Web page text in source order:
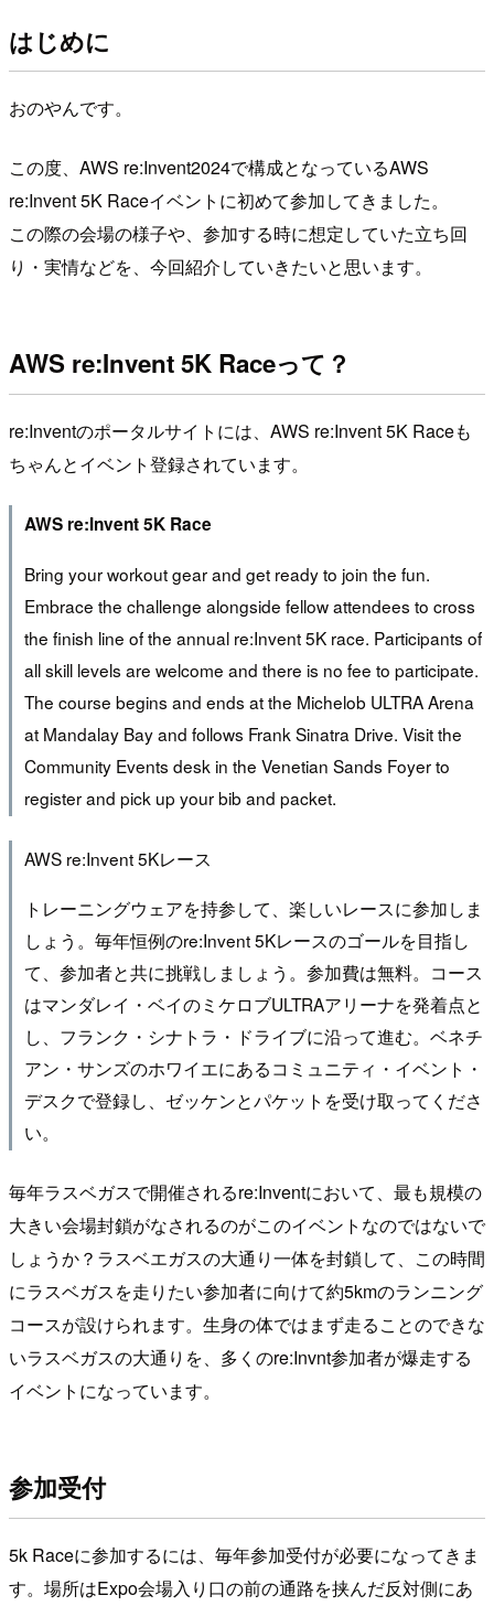
はじめに
おのやんです。
この度、AWS re:Invent2024で構成となっているAWS
re:Invent 5K Raceイベントに初めて参加してきました。
この際の会場の様子や、参加する時に想定していた立ち回
り・実情などを、今回紹介していきたいと思います。
AWS re:Invent 5K Raceって？
re:Inventのポータルサイトには、AWS re:Invent 5K Raceも
ちゃんとイベント登録されています。
AWS re:Invent 5K Race
Bring your workout gear and get ready to join the fun.
Embrace the challenge alongside fellow attendees to cross
the finish line of the annual re:Invent 5K race. Participants of
all skill levels are welcome and there is no fee to participate.
The course begins and ends at the Michelob ULTRA Arena
at Mandalay Bay and follows Frank Sinatra Drive. Visit the
Community Events desk in the Venetian Sands Foyer to
register and pick up your bib and packet.
AWS re:Invent 5Kレース
トレーニングウェアを持参して、楽しいレースに参加しま
しょう。毎年恒例のre:Invent 5Kレースのゴールを目指し
て、参加者と共に挑戦しましょう。参加費は無料。コース
はマンダレイ・ベイのミケロブULTRAアリーナを発着点と
し、フランク・シナトラ・ドライブに沿って進む。ベネチ
アン・サンズのホワイエにあるコミュニティ・イベント・
デスクで登録し、ゼッケンとパケットを受け取ってくださ
い。
毎年ラスベガスで開催されるre:Inventにおいて、最も規模の
大きい会場封鎖がなされるのがこのイベントなのではないで
しょうか？ラスベエガスの大通り一体を封鎖して、この時間
にラスベガスを走りたい参加者に向けて約5kmのランニング
コースが設けられます。生身の体ではまず走ることのできな
いラスベガスの大通りを、多くのre:Invnt参加者が爆走する
イベントになっています。
参加受付
5k Raceに参加するには、毎年参加受付が必要になってきま
す。場所はExpo会場入り口の前の通路を挟んだ反対側にあ